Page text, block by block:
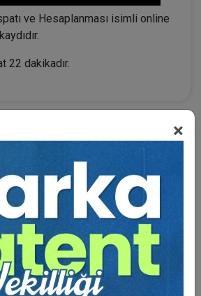
×
ve Hesaplanması isimli online
22 dakikadır.
Ol: Sadece 5490 TL / Yıllık
Enstitüsü